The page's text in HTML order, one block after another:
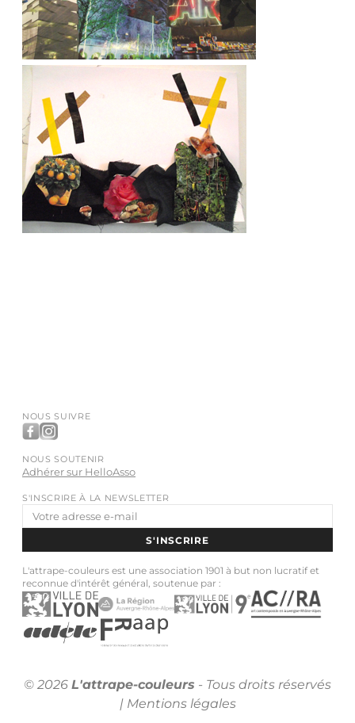
NOUS SUIVRE
NOUS SOUTENIR
Adhérer sur HelloAsso
S'INSCRIRE À LA NEWSLETTER
Adresse
e-
mail
S'INSCRIRE
L'attrape-couleurs est une association 1901 à but non lucratif et
reconnue d'intérêt général, soutenue par :
© 2026 L'attrape-couleurs - Tous droits réservés
| Mentions légales